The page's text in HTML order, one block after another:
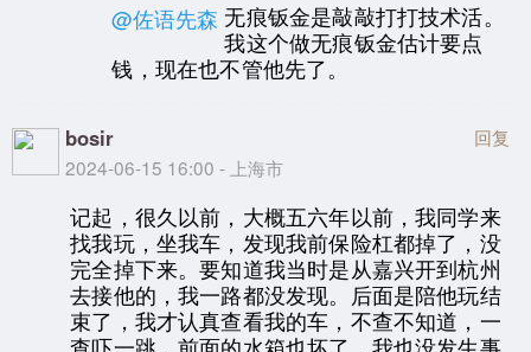
@佐语先森 无痕钣金是敲敲打打技术活。
我这个做无痕钣金估计要点
钱，现在也不管他先了。
bosir
2024-06-15 16:00 - 上海市
回复
记起，很久以前，大概五六年以前，我同学来
找我玩，坐我车，发现我前保险杠都掉了，没
完全掉下来。要知道我当时是从嘉兴开到杭州
去接他的，我一路都没发现。后面是陪他玩结
束了，我才认真查看我的车，不查不知道，一